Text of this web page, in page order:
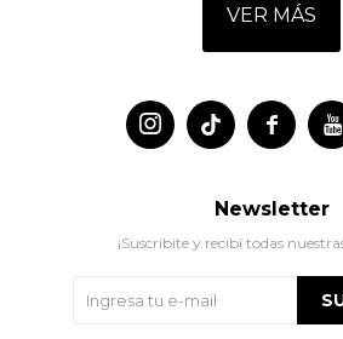
VER MÁS
 

Newsletter
¡Suscribite y recibí todas